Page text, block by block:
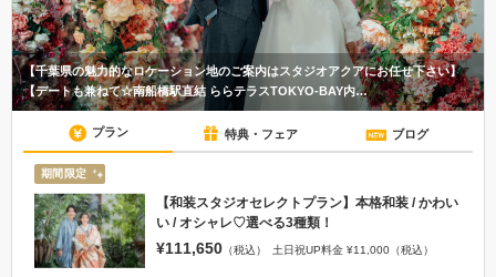
【千葉県の魅力的なロケーション地のご案内はスタジオアクアにお任せ下さい】
【デートも兼ねて☆南船橋駅直結 ららテラスTOKYO-BAY内…
プラン 特典・フェア ブログ
期間限定
【和装スタジオセレクトプラン】本格和装 / かわい
い / オシャレ♡選べる3種類！
¥111,650 （税込） 土日祝UP料金 ¥11,000（税込）